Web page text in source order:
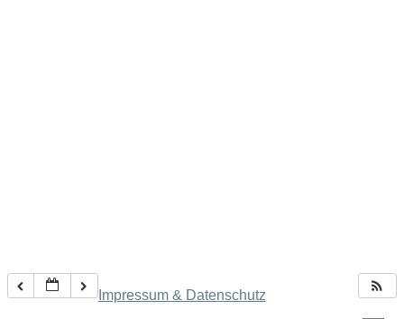
Impressum & Datenschutz